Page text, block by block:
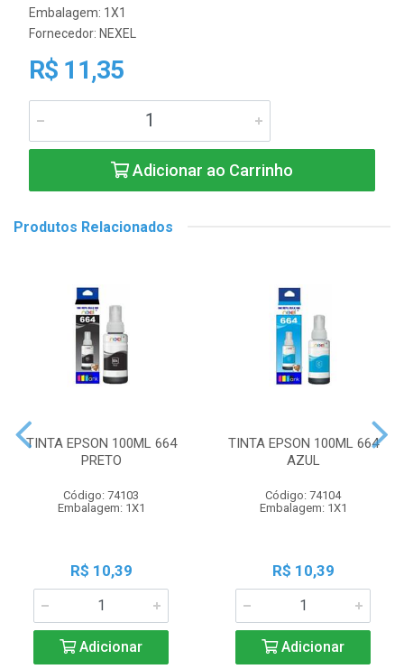
Embalagem: 1X1
Fornecedor: NEXEL
R$ 11,35
Adicionar ao Carrinho
Produtos Relacionados
TINTA EPSON 100ML 664
PRETO
Código: 74103
Embalagem: 1X1
R$ 10,39
Adicionar
TINTA EPSON 100ML 664
AZUL
Código: 74104
Embalagem: 1X1
R$ 10,39
Adicionar